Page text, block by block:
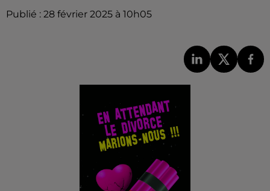
Publié : 28 février 2025 à 10h05